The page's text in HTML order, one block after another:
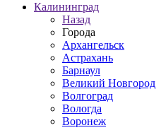
Калининград
Назад
Города
Архангельск
Астрахань
Барнаул
Великий Новгород
Волгоград
Вологда
Воронеж